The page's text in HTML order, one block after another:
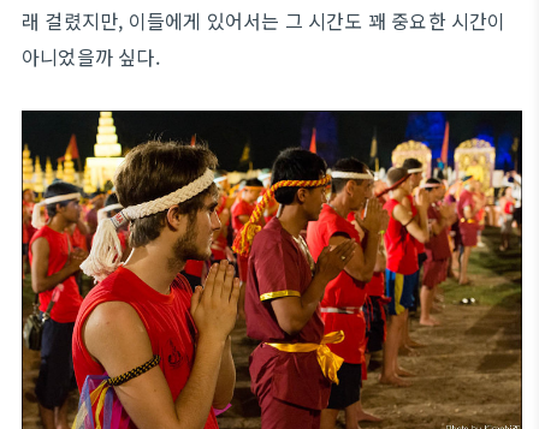
래 걸렸지만, 이들에게 있어서는 그 시간도 꽤 중요한 시간이
아니었을까 싶다.